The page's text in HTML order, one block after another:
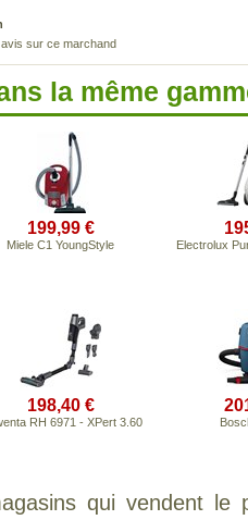
sur ce marchand
la même
199,99 €
Miele C1 YoungStyle Electrolux
198,40 €
RH 6971 - XPert 3.60
qui vendent le